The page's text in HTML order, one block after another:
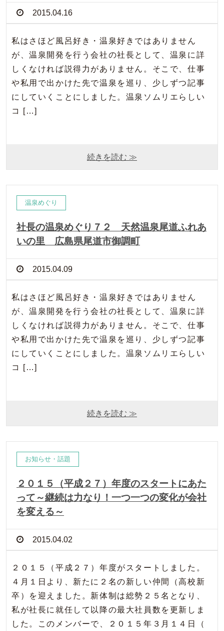
2015.04.16
私はさほど風呂好き・温泉好きではありません
が、温泉開発を行う会社の社長として、温泉に詳
しくなければ説得力がありません。そこで、仕事
や私用で出かけた先で温泉を巡り、少しずつ記事
にしていくことにしました。温泉ソムリエらしい
コ […]
続きを読む ≫
温泉めぐり
社長の温泉めぐり７２ 天然温泉尾道ふれあ
いの里 広島県尾道市御調町
2015.04.09
私はさほど風呂好き・温泉好きではありません
が、温泉開発を行う会社の社長として、温泉に詳
しくなければ説得力がありません。そこで、仕事
や私用で出かけた先で温泉を巡り、少しずつ記事
にしていくことにしました。温泉ソムリエらしい
コ […]
続きを読む ≫
お知らせ・話題
２０１５（平成２７）年度のスタートにあた
って～継続は力なり！一つ一つの変化が会社
を変える～
2015.04.02
２０１５（平成２７）年度がスタートしました。
４月１日より、新たに２名の新しい仲間（高校新
卒）を迎えました。新体制は総勢２５名となり、
私が社長に就任して以降の最大社員数を更新しま
した。このメンバーで、２０１５年３月１４日（